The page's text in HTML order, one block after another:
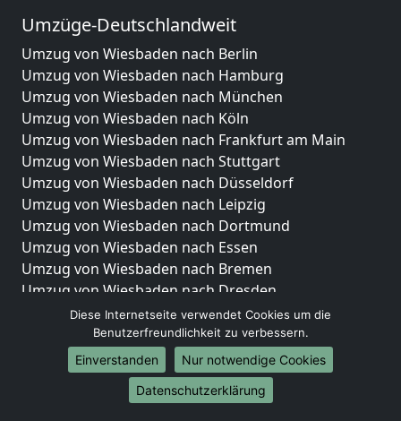
Umzüge-Deutschlandweit
Umzug von Wiesbaden nach Berlin
Umzug von Wiesbaden nach Hamburg
Umzug von Wiesbaden nach München
Umzug von Wiesbaden nach Köln
Umzug von Wiesbaden nach Frankfurt am Main
Umzug von Wiesbaden nach Stuttgart
Umzug von Wiesbaden nach Düsseldorf
Umzug von Wiesbaden nach Leipzig
Umzug von Wiesbaden nach Dortmund
Umzug von Wiesbaden nach Essen
Umzug von Wiesbaden nach Bremen
Umzug von Wiesbaden nach Dresden
Umzug von Wiesbaden nach Hannover
Umzug von Wiesbaden nach Nürnberg
Umzug von Wiesbaden nach Duisburg
Umzug von Wiesbaden nach Bochum
Umzug von Wiesbaden nach Wuppertal
Diese Internetseite verwendet Cookies um die
Benutzerfreundlichkeit zu verbessern.
Einverstanden
Nur notwendige Cookies
Datenschutzerklärung